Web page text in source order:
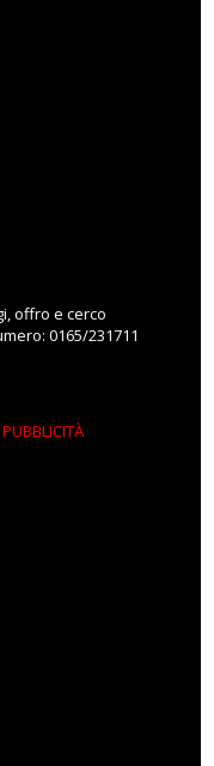
offro e cerco
0165/231711